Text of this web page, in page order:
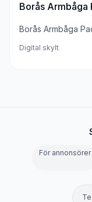
Borås Armbåga
Borås Armbåga
Digital skylt
För annonsörer